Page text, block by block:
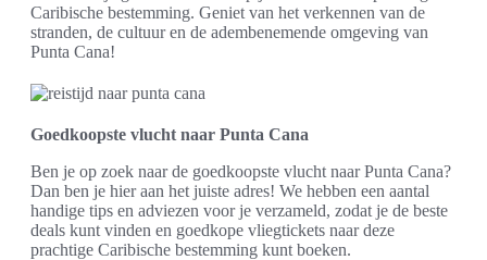
Caribische bestemming. Geniet van het verkennen van de
stranden, de cultuur en de adembenemende omgeving van
Punta Cana!
Goedkoopste vlucht naar Punta Cana
Ben je op zoek naar de goedkoopste vlucht naar Punta Cana?
Dan ben je hier aan het juiste adres! We hebben een aantal
handige tips en adviezen voor je verzameld, zodat je de beste
deals kunt vinden en goedkope vliegtickets naar deze
prachtige Caribische bestemming kunt boeken.